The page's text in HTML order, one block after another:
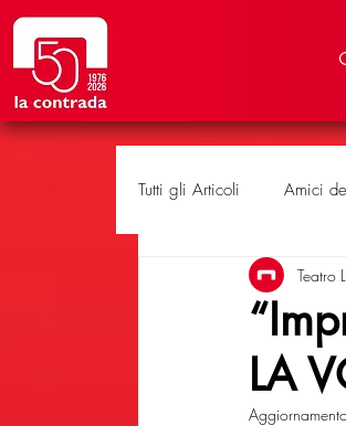
Tutti gli Articoli Amici
Eventi speciali
LA
Teatro